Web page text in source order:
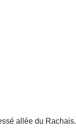
allée du Rachais.